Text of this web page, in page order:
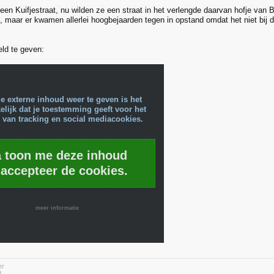
Kuifjestraat, nu wilden ze een straat in het verlengde daarvan hofje van
maar er kwamen allerlei hoogbejaarden tegen in opstand omdat het niet bij
te geven:
externe inhoud weer te geven is het
dat je toestemming geeft voor het
tracking en social mediacookies.
toon me deze inhoud
de cookies.
meer informatie